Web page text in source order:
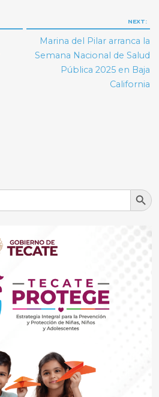
NEXT:
Marina del Pilar arranca la
Semana Nacional de Salud
Pública 2025 en Baja
California
Search